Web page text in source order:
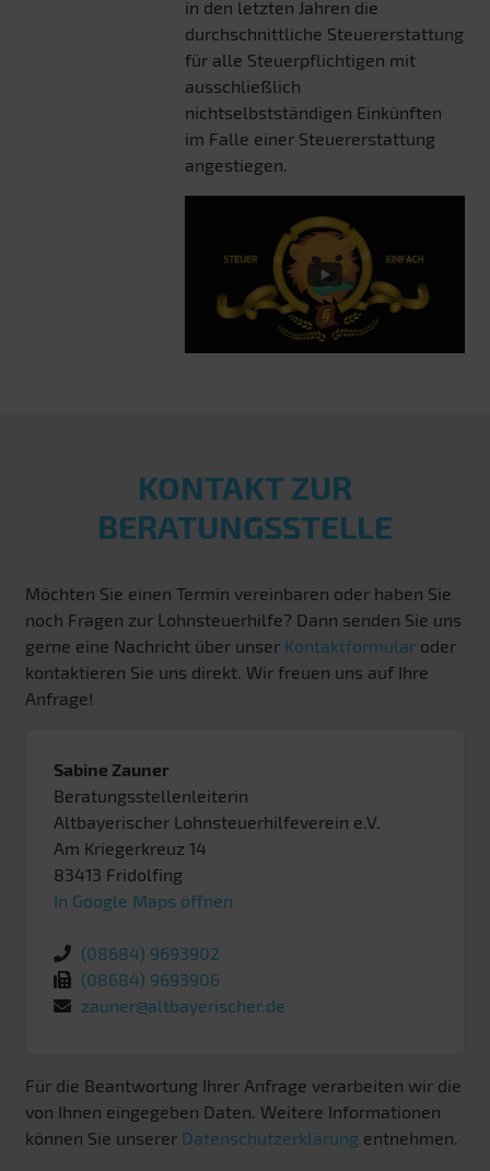
in den letzten Jahren die
durchschnittliche Steuererstattung
für alle Steuerpflichtigen mit
ausschließlich
nichtselbstständigen Einkünften
im Falle einer Steuererstattung
angestiegen.
KONTAKT ZUR
BERATUNGSSTELLE
Möchten Sie einen Termin vereinbaren oder haben Sie
noch Fragen zur Lohnsteuerhilfe? Dann senden Sie uns
gerne eine Nachricht über unser Kontaktformular oder
kontaktieren Sie uns direkt. Wir freuen uns auf Ihre
Anfrage!
Sabine Zauner
Beratungsstellenleiterin
Altbayerischer Lohnsteuerhilfeverein e.V.
Am Kriegerkreuz 14
83413 Fridolfing
In Google Maps öffnen
(08684) 9693902
(08684) 9693906
zauner@altbayerischer.de
Für die Beantwortung Ihrer Anfrage verarbeiten wir die
von Ihnen eingegeben Daten. Weitere Informationen
können Sie unserer Datenschutzerklärung entnehmen.